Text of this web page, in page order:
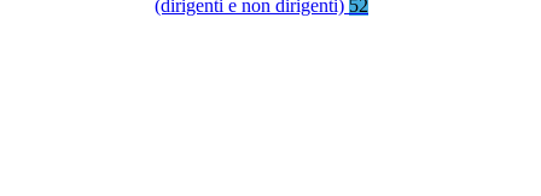
(dirigenti e non dirigenti) 52